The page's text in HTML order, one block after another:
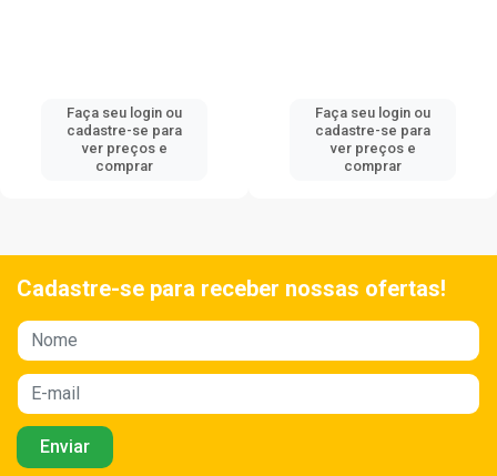
Faça seu login ou
cadastre-se para
ver preços e
comprar
Faça seu login ou
cadastre-se para
ver preços e
comprar
Cadastre-se para receber nossas ofertas!